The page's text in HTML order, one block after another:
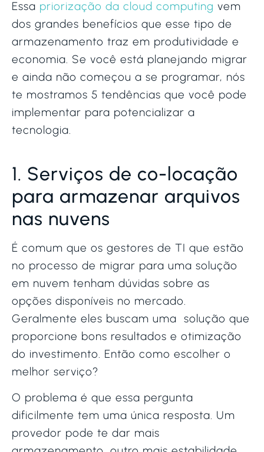
Essa priorização da cloud computing vem
dos grandes benefícios que esse tipo de
armazenamento traz em produtividade e
economia. Se você está planejando migrar
e ainda não começou a se programar, nós
te mostramos 5 tendências que você pode
implementar para potencializar a
tecnologia.
1. Serviços de co-locação
para armazenar arquivos
nas nuvens
É comum que os gestores de TI que estão
no processo de migrar para uma solução
em nuvem tenham dúvidas sobre as
opções disponíveis no mercado.
Geralmente eles buscam uma solução que
proporcione bons resultados e otimização
do investimento. Então como escolher o
melhor serviço?
O problema é que essa pergunta
dificilmente tem uma única resposta. Um
provedor pode te dar mais